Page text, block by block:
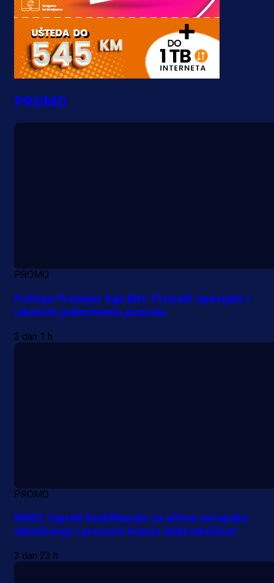
PROMO
PROMO
Počinje Premijer liga BiH: Pronađi specijale i
iskoristi jedinstvenu ponudu
3 dan 1 h
PROMO
MrBit: Isprati kvalifikacije za elitna evropska
takmičenja i preuzmi bonus dobrodošlice!
3 dan 23 h